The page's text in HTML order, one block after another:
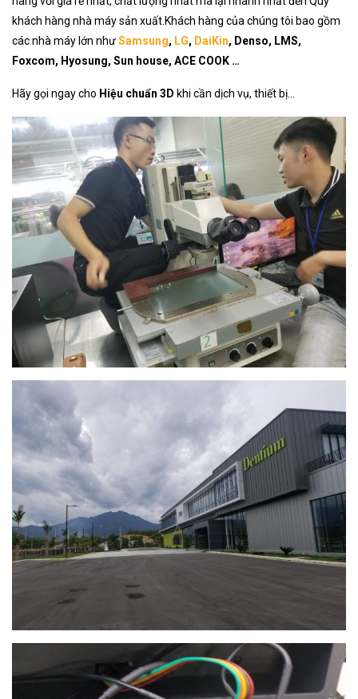
khách hàng nhà máy sản xuất.Khách hàng của chúng tôi bao gồm
các nhà máy lớn nhưSamsung, LG, DaiKin, Denso, LMS,
Foxcom, Hyosung, Sun house, ACE COOK …
Hãy gọi ngay cho Hiệu chuẩn 3D khi cần dịch vụ, thiết bị…